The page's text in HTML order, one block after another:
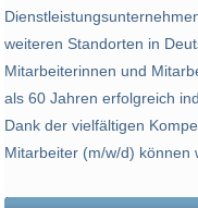
weiteren Standorten in
Mitarbeiterinnen und
als 60 Jahren erfolgreich
Dank der vielfältigen
Mitarbeiter (m/w/d) können